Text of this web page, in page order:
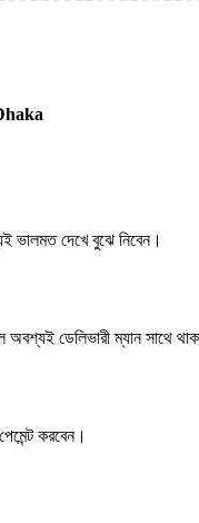
ভালমত দেখে বুঝে নিবেন।
অবশ্যই ডেলিভারী ম্যান সাথে
করবেন।